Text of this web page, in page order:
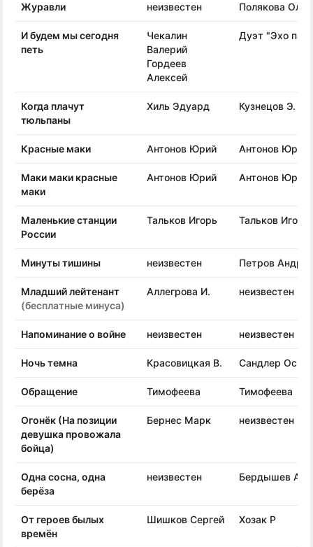
Журавли неизвестен Полякова
И будем мы сегодня
петь
Чекалин
Валерий
Гордеев
Алексей
Дуэт "Эхо
Когда плачут
тюльпаны
Хиль Эдуард Кузнецов Э.
Красные маки Антонов Юрий Антонов Юрий
Маки маки красные
маки
Антонов Юрий Антонов Юрий
Маленькие станции
России
Тальков Игорь Тальков Игорь
Минуты тишины неизвестен Петров Андрей
Младший лейтенант
(бесплатные минуса)
Аллегрова И. неизвестен
Напоминание о войне неизвестен неизвестен
Ночь темна Красовицкая В. Сандлер
Обращение Тимофеева Тимофеева
Огонёк (На позиции
девушка провожала
бойца)
Бернес Марк неизвестен
Одна сосна, одна
берёза
неизвестен Бердышев А.
От героев былых
времён
Шишков Сергей Хозак Р